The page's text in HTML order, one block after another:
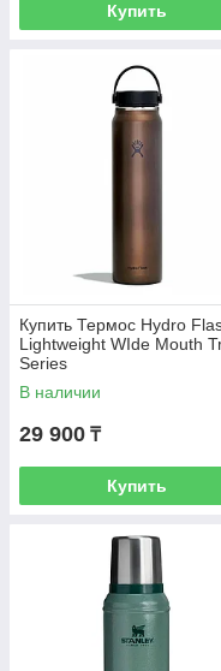
Купить
Купить Термос Hydro
Lightweight WIde Mouth
Series
В наличии
29 900 ₸
Купить